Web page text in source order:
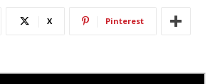
X Pinterest